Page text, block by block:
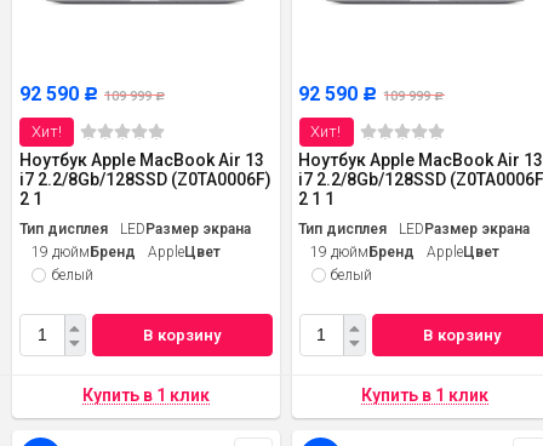
92 590 Р 109 999Р
Хит!
Ноутбук Apple MacBook Air 13
i7 2.2/8Gb/128SSD (Z0TA0006F)
2 1
Тип дисплея LEDРазмер экрана
19 дюймБренд AppleЦвет
белый
В корзину
92 590 Р 109 999Р
Хит!
Ноутбук Apple MacBook Air 13
i7 2.2/8Gb/128SSD
2 1 1
Тип дисплея LEDРазмер экрана
19 дюймБренд AppleЦвет
белый
В корзину